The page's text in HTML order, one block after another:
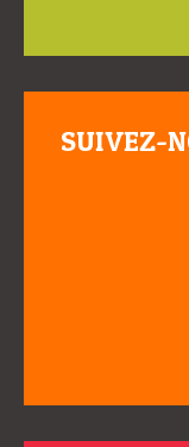
SUIVEZ-